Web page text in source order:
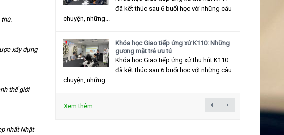
xây dựng
thế giới
nhất Nhật
đã kết thúc sau 6 buổi học với những câu
chuyện, những...
Khóa học Giao tiếp ứng xử K110: Những
gương mặt trẻ ưu tú
Khóa học Giao tiếp ứng xử thu hút K110
đã kết thúc sau 6 buổi học với những câu
chuyện, những...
Xem thêm